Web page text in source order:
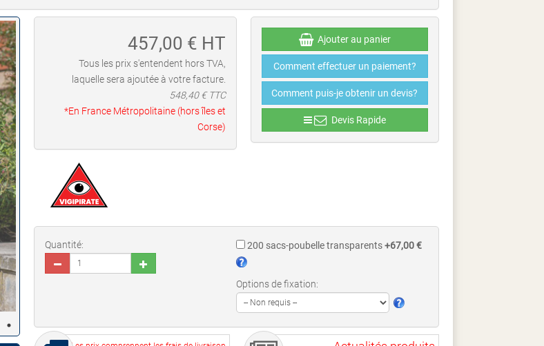
457,00 € HT
Tous les prix s'entendent hors TVA,
laquelle sera ajoutée à votre facture.
548,40€ TTC
*En France Métropolitaine (hors îles et
Corse)
Ajouter au panier
Comment effectuer un paiement?
Comment puis-je obtenir un devis?
Devis Rapide
Quantité: 200 sacs-poubelle transparents+67,00 €
Options de fixation: